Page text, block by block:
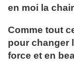
en moi la
Comme tout
pour changer
force et en